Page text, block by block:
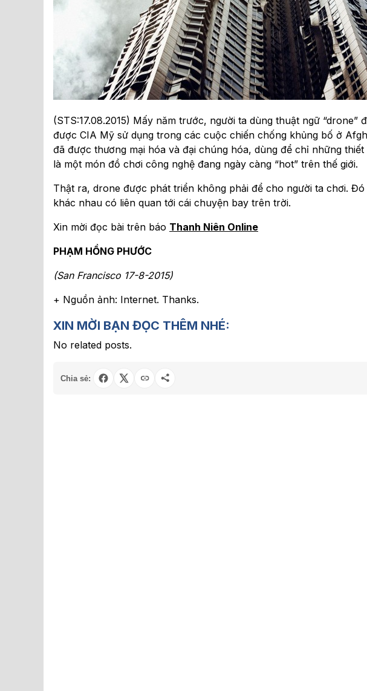
(STS:17.08.2015) Mấy năm trước, người ta dùng thuật ngữ
được CIA Mỹ sử dụng trong các cuộc chiến chống khủng bố ở
đã được thương mại hóa và đại chúng hóa, dùng để chỉ những
là một món đồ chơi công nghệ đang ngày càng “hot” trên thế giới.
Thật ra, drone được phát triển không phải để cho người ta chơi.
khác nhau có liên quan tới cái chuyện bay trên trời.
Xin mời đọc bài trên báo Thanh Niên Online
PHẠM HỒNG PHƯỚC
(San Francisco 17-8-2015)
+ Nguồn ảnh: Internet. Thanks.
XIN MỜI BẠN ĐỌC THÊM NHÉ:
No related posts.
Chia sẻ: